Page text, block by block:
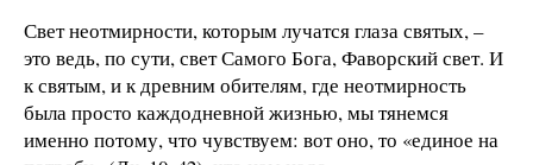
Свет неотмирности, которым лучатся глаза святых, –
это ведь, по сути, свет Самого Бога, Фаворский свет. И
к святым, и к древним обителям, где неотмирность
была просто каждодневной жизнью, мы тянемся
именно потому, что чувствуем: вот оно, то «единое на